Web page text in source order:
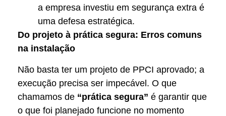
a empresa investiu em segurança extra é
uma defesa estratégica.
Do projeto à prática segura: Erros comuns
na instalação
Não basta ter um projeto de PPCI aprovado; a
execução precisa ser impecável. O que
chamamos de “prática segura” é garantir que
o que foi planejado funcione no momento